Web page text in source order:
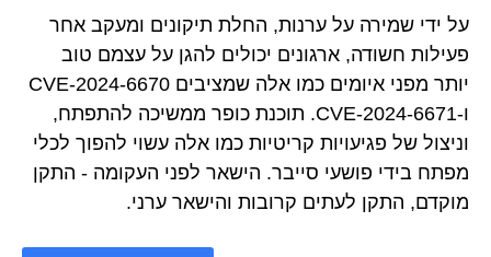
על ידי שמירה על ערנות, החלת תיקונים ומעקב אחר
פעילות חשודה, ארגונים יכולים להגן על עצמם טוב
יותר מפני איומים כמו אלה שמציבים CVE-2024-6670
ו-CVE-2024-6671. תוכנת כופר ממשיכה להתפתח,
וניצול של פגיעויות קריטיות כמו אלה עשוי להפוך לכלי
מפתח בידי פושעי סייבר. הישאר לפני העקומה - התקן
מוקדם, התקן לעתים קרובות והישאר ערני.